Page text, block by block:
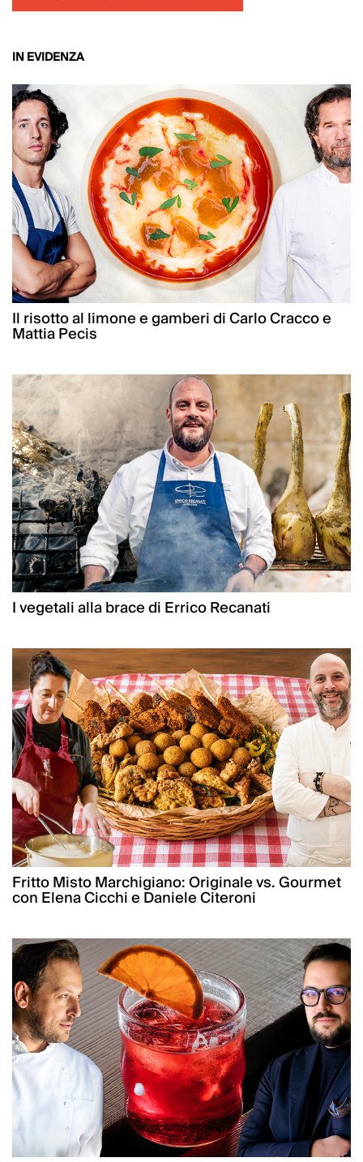
IN EVIDENZA
Il risotto al limone e gamberi di Carlo Cracco e
Mattia Pecis
I vegetali alla brace di Errico Recanati
Fritto Misto Marchigiano: Originale vs. Gourmet
con Elena Cicchi e Daniele Citeroni